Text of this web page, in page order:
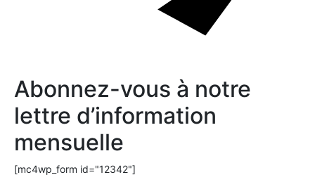
Abonnez-vous à notre
lettre d’information
mensuelle
[mc4wp_form id="12342"]